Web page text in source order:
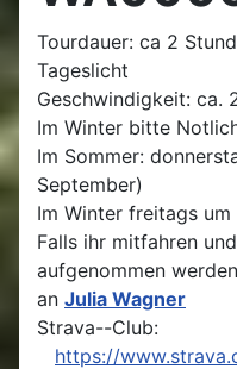
Tourdauer: ca 2
Tageslicht
Geschwindigkeit: ca.
Im Winter bitte
Im Sommer:
September)
Im Winter freitags
Falls ihr mitfahren
aufgenommen
an Julia Wagner
Strava--Club:
https://